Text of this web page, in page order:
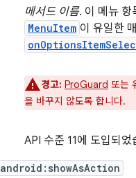
메서드 이름. 이 메뉴 항
MenuItem 이 유일한
경고: ProGuard 또는
을 바꾸지 않도록 합니다.
API 수준 11에 도입되었
android:showAsAction